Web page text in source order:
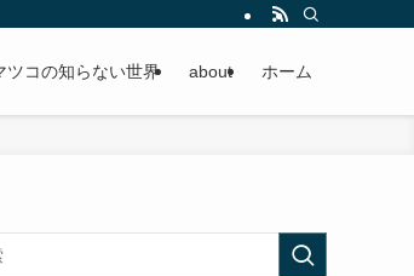
ツコの知らない世界 about ホーム